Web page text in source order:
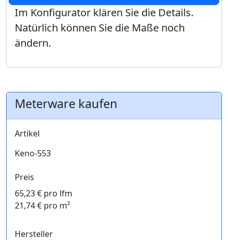
Im Konfigurator klären Sie die Details.
Natürlich können Sie die Maße noch
ändern.
Meterware kaufen
Artikel
Keno-553
Preis
65,23 € pro lfm
21,74 € pro m²
Hersteller